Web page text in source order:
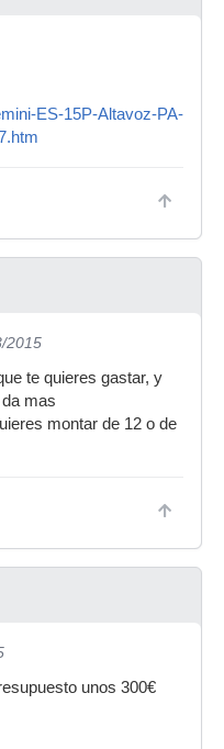
ES-15P-Altavoz-PA-
2015
te quieres gastar, y
mas
montar de 12 o de
unos 300€